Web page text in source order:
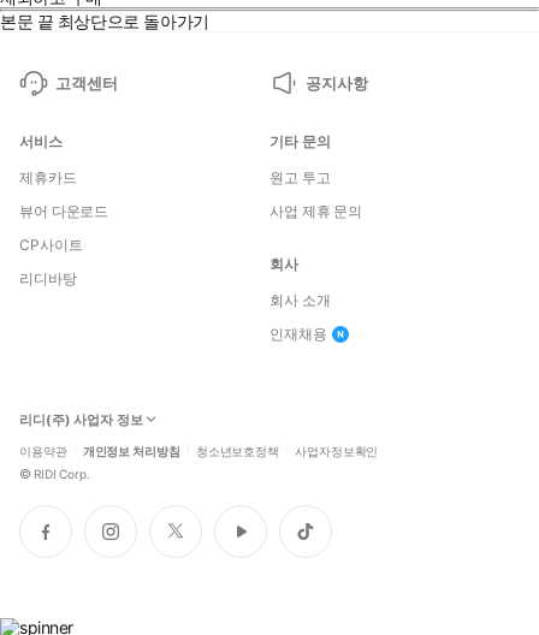
본문 끝 최상단으로 돌아가기
고객센터 공지사항
서비스
제휴카드
뷰어 다운로드
CP사이트
리디바탕
기타 문의
원고 투고
사업 제휴 문의
회사
회사 소개
인재채용
리디(주) 사업자 정보
이용약관 개인정보 처리방침 청소년보호정책 사업자정보확인
© RIDI Corp.
페
이
인
스
트
위
유
튜
틱
톡